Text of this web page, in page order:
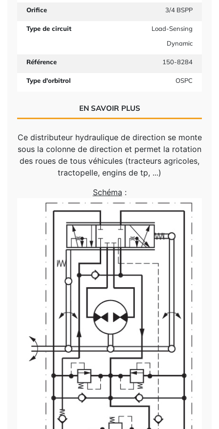
Orifice 3/4 BSPP
Type de circuit
Load-Sensing
Dynamic
Référence 150-8284
Type d'orbitrol OSPC
EN SAVOIR PLUS
Ce distributeur hydraulique de direction se monte
sous la colonne de direction et permet la rotation
des roues de tous véhicules (tracteurs agricoles,
tractopelle, engins de tp, ...)
Schéma :